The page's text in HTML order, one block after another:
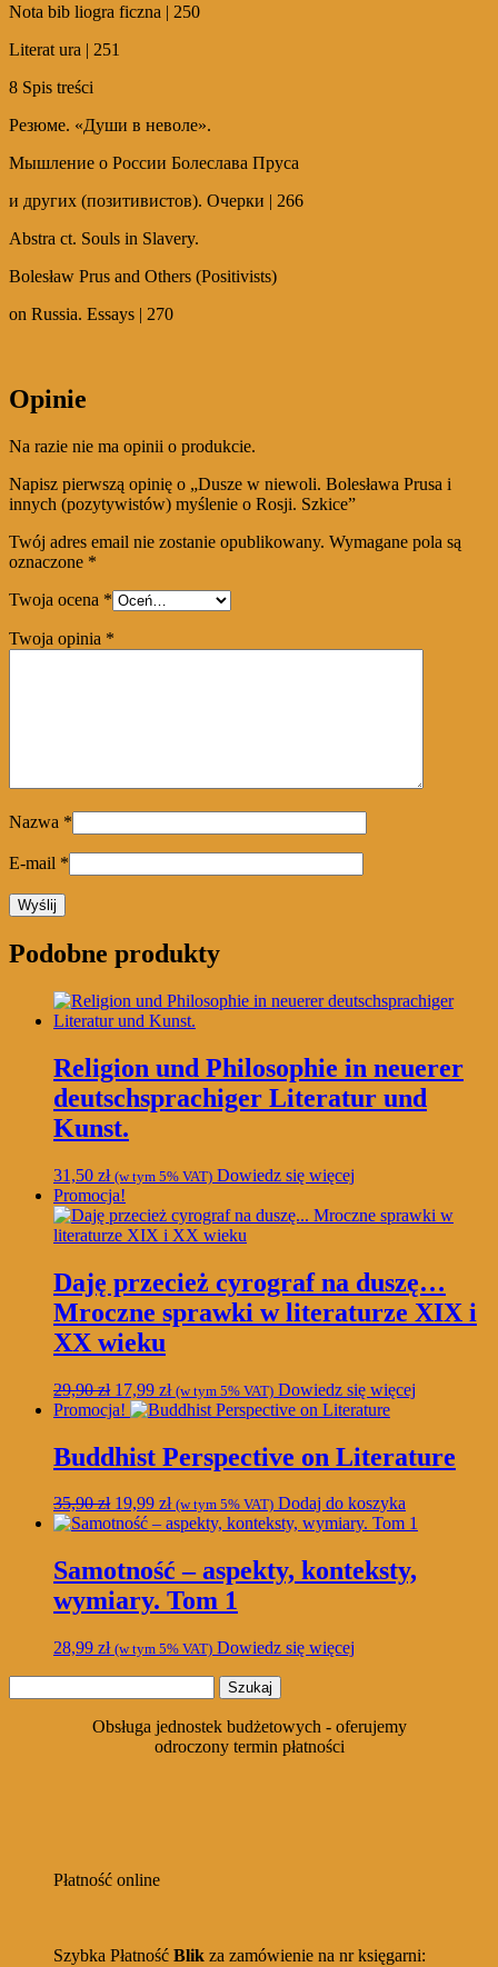
Nota bib liogra ficzna | 250
Literat ura | 251
8 Spis treści
Резюме. «Души в неволе».
Мышление о России Болеслава Пруса
и других (позитивистов). Очерки | 266
Abstra ct. Souls in Slavery.
Bolesław Prus and Others (Positivists)
on Russia. Essays | 270
Opinie
Na razie nie ma opinii o produkcie.
Napisz pierwszą opinię o „Dusze w niewoli. Bolesława Prusa i
innych (pozytywistów) myślenie o Rosji. Szkice”
Twój adres email nie zostanie opublikowany. Wymagane pola są
oznaczone *
Twoja ocena *
Twoja opinia *
Nazwa *
E-mail *
Podobne produkty
Religion und Philosophie in neuerer
deutschsprachiger Literatur und
Kunst.
31,50 zł (w tym 5% VAT) Dowiedz się więcej
Promocja!
Daję przecież cyrograf na duszę…
Mroczne sprawki w literaturze XIX i
XX wieku
29,90zł Pierwotna
cena
29,90 zł.
17,99 złAktualna
cena
17,99 zł.
(w tym 5% VAT) Dowiedz się więcej
Promocja!
Buddhist Perspective on Literature
35,90zł Pierwotna
cena
35,90 zł.
19,99 złAktualna
cena
19,99 zł.
(w tym 5% VAT) Dodaj do koszyka
Samotność – aspekty, konteksty,
wymiary. Tom 1
28,99 zł (w tym 5% VAT) Dowiedz się więcej
Obsługa jednostek budżetowych - oferujemy
odroczony termin płatności
Płatność online
Szybka Płatność Blik za zamówienie na nr księgarni: